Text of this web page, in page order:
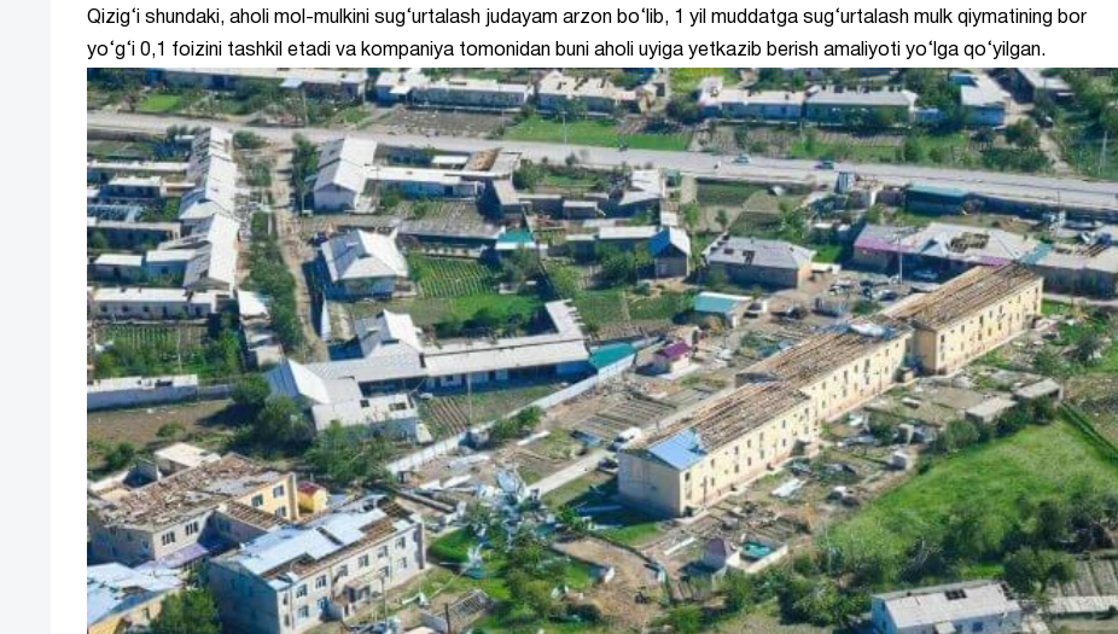
Qizig‘i shundaki, aholi mol-mulkini sug‘urtalash judayam arzon bo‘lib, 1 yil muddatga sug‘urtalash mulk qiymatining bor
yo‘g‘i 0,1 foizini tashkil etadi va kompaniya tomonidan buni aholi uyiga yetkazib berish amaliyoti yo‘lga qo‘yilgan.